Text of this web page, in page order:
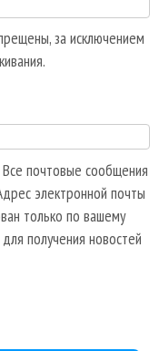
за исключением
почтовые сообщения
электронной почты
только по вашему
получения новостей